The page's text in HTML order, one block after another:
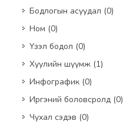
Бодлогын асуудал (0)
Ном (0)
Үзэл бодол (0)
Хуулийн шүүмж (1)
Инфографик (0)
Иргэний боловсролд (0)
Чухал сэдэв (0)